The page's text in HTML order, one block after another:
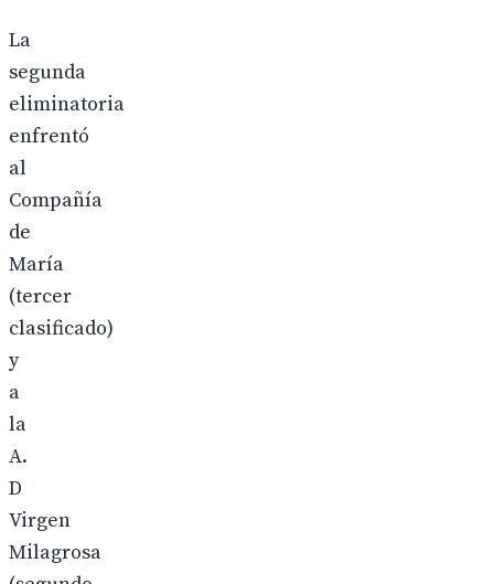
La
segunda
eliminatoria
enfrentó
al
Compañía
de
María
(tercer
clasificado)
y
a
la
A.
D
Virgen
Milagrosa